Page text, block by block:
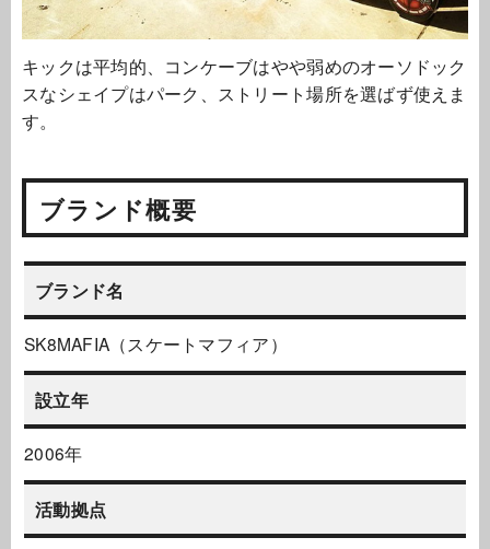
キックは平均的、コンケーブはやや弱めのオーソドック
スなシェイプはパーク、ストリート場所を選ばず使えま
す。
ブランド概要
ブランド名
SK8MAFIA（スケートマフィア）
設立年
2006年
活動拠点